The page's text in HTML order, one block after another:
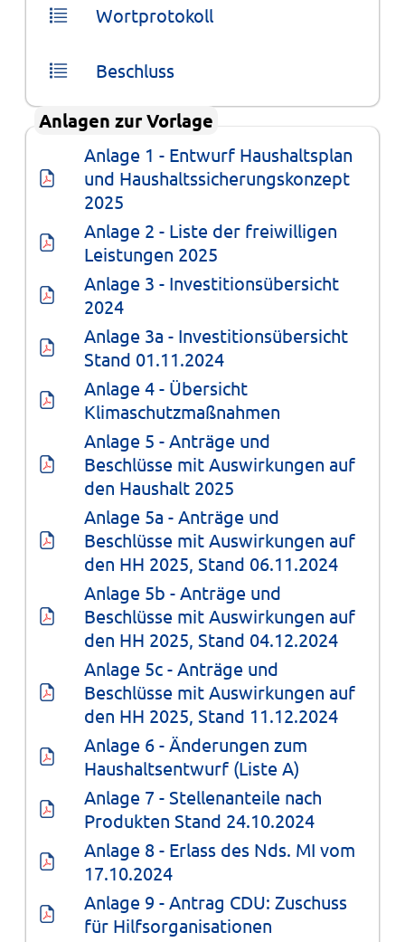
Wortprotokoll
Beschluss
Anlagen zur Vorlage
Anlage 1 - Entwurf Haushaltsplan
und Haushaltssicherungskonzept
2025
Anlage 2 - Liste der freiwilligen
Leistungen 2025
Anlage 3 - Investitionsübersicht
2024
Anlage 3a - Investitionsübersicht
Stand 01.11.2024
Anlage 4 - Übersicht
Klimaschutzmaßnahmen
Anlage 5 - Anträge und
Beschlüsse mit Auswirkungen auf
den Haushalt 2025
Anlage 5a - Anträge und
Beschlüsse mit Auswirkungen auf
den HH 2025, Stand 06.11.2024
Anlage 5b - Anträge und
Beschlüsse mit Auswirkungen auf
den HH 2025, Stand 04.12.2024
Anlage 5c - Anträge und
Beschlüsse mit Auswirkungen auf
den HH 2025, Stand 11.12.2024
Anlage 6 - Änderungen zum
Haushaltsentwurf (Liste A)
Anlage 7 - Stellenanteile nach
Produkten Stand 24.10.2024
Anlage 8 - Erlass des Nds. MI vom
17.10.2024
Anlage 9 - Antrag CDU: Zuschuss
für Hilfsorganisationen